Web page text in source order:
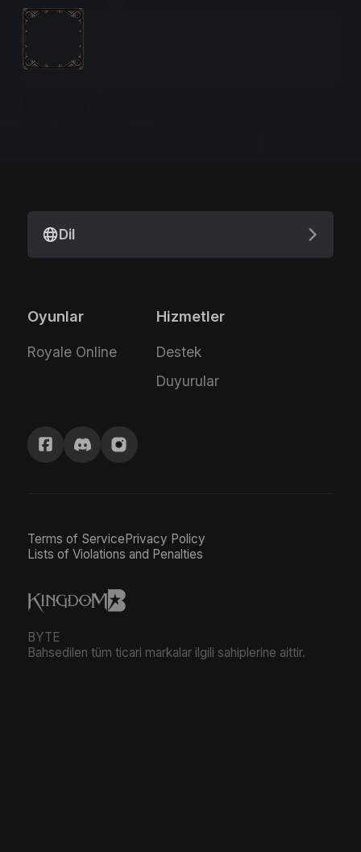
Dil
Oyunlar
Royale Online
Hizmetler
Destek
Duyurular
Terms of ServicePrivacy Policy
Lists of Violations and Penalties
BYTE
Bahsedilen tüm ticari markalar ilgili sahiplerine aittir.